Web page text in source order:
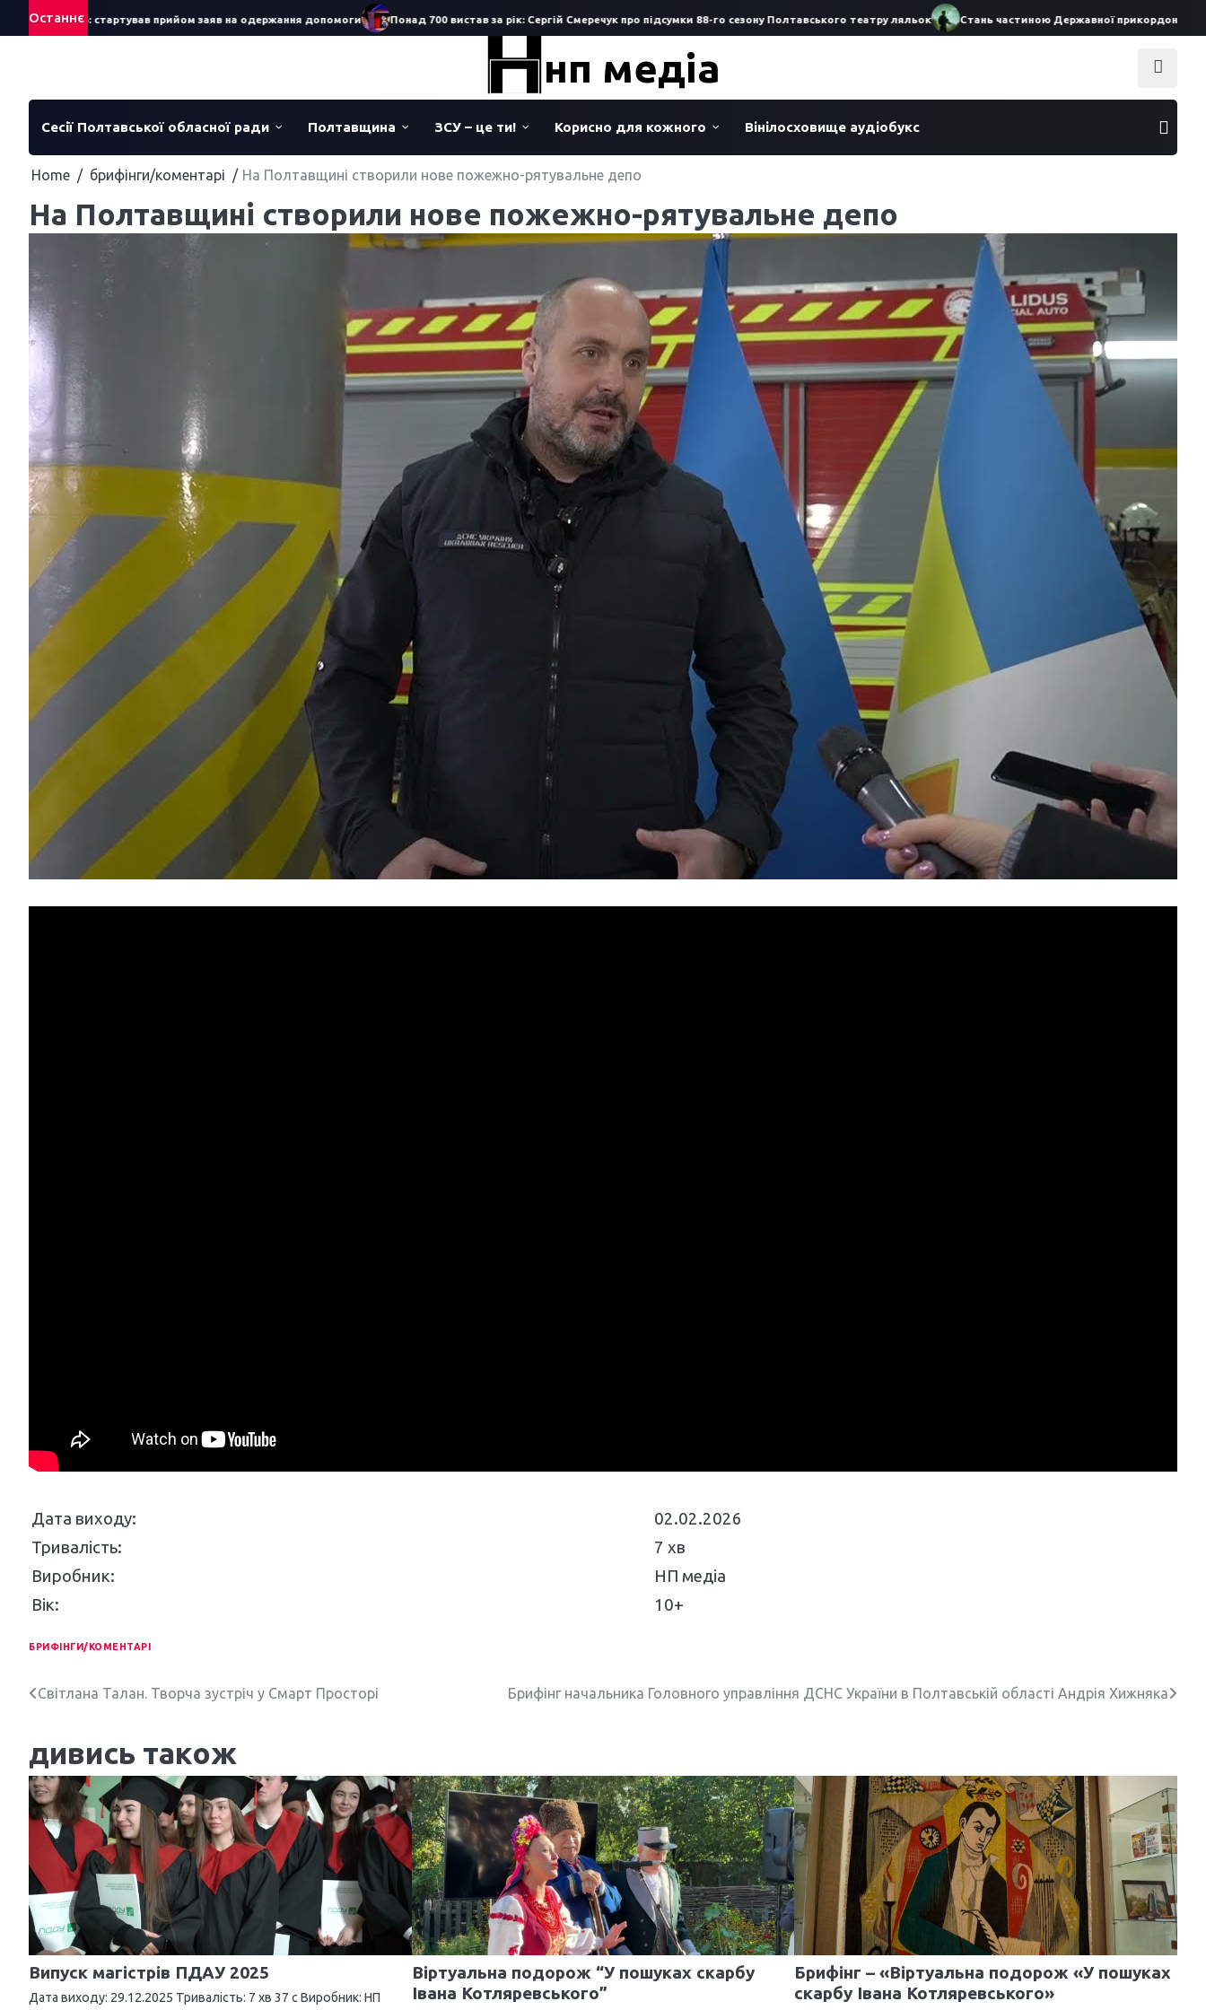
Останнє
– 2026: стартував прийом заяв на одержання допомоги Понад 700 вистав за рік: Сергій Смеречук про підсумки 88-го сезону Полтавського театру ляльок Стань частиною Державної прикордонної служби
нп медіа
Сесії Полтавської обласної ради Полтавщина ЗСУ – це ти! Корисно для кожного Вінілосховище аудіобукс
Home брифінги/коментарі На Полтавщині створили нове пожежно-рятувальне депо
На Полтавщині створили нове пожежно-рятувальне депо
Дата виходу:
02.02.2026
Тривалість:
7 хв
Виробник:
НП медіа
Вік:
10+
БРИФІНГИ/КОМЕНТАРІ
Н
в
і
г
а
ц
і
я
з
Світлана Талан. Творча зустріч у Смарт Просторі Брифінг начальника Головного управління ДСНС України в Полтавській області Андрія Хижняка
дивись також
Випуск магістрів ПДАУ 2025
Дата виходу: 29.12.2025 Тривалість: 7 хв 37 с Виробник: НП
Віртуальна подорож “У пошуках скарбу
Івана Котляревського”
Брифінг – «Віртуальна подорож «У пошуках
скарбу Івана Котляревського»